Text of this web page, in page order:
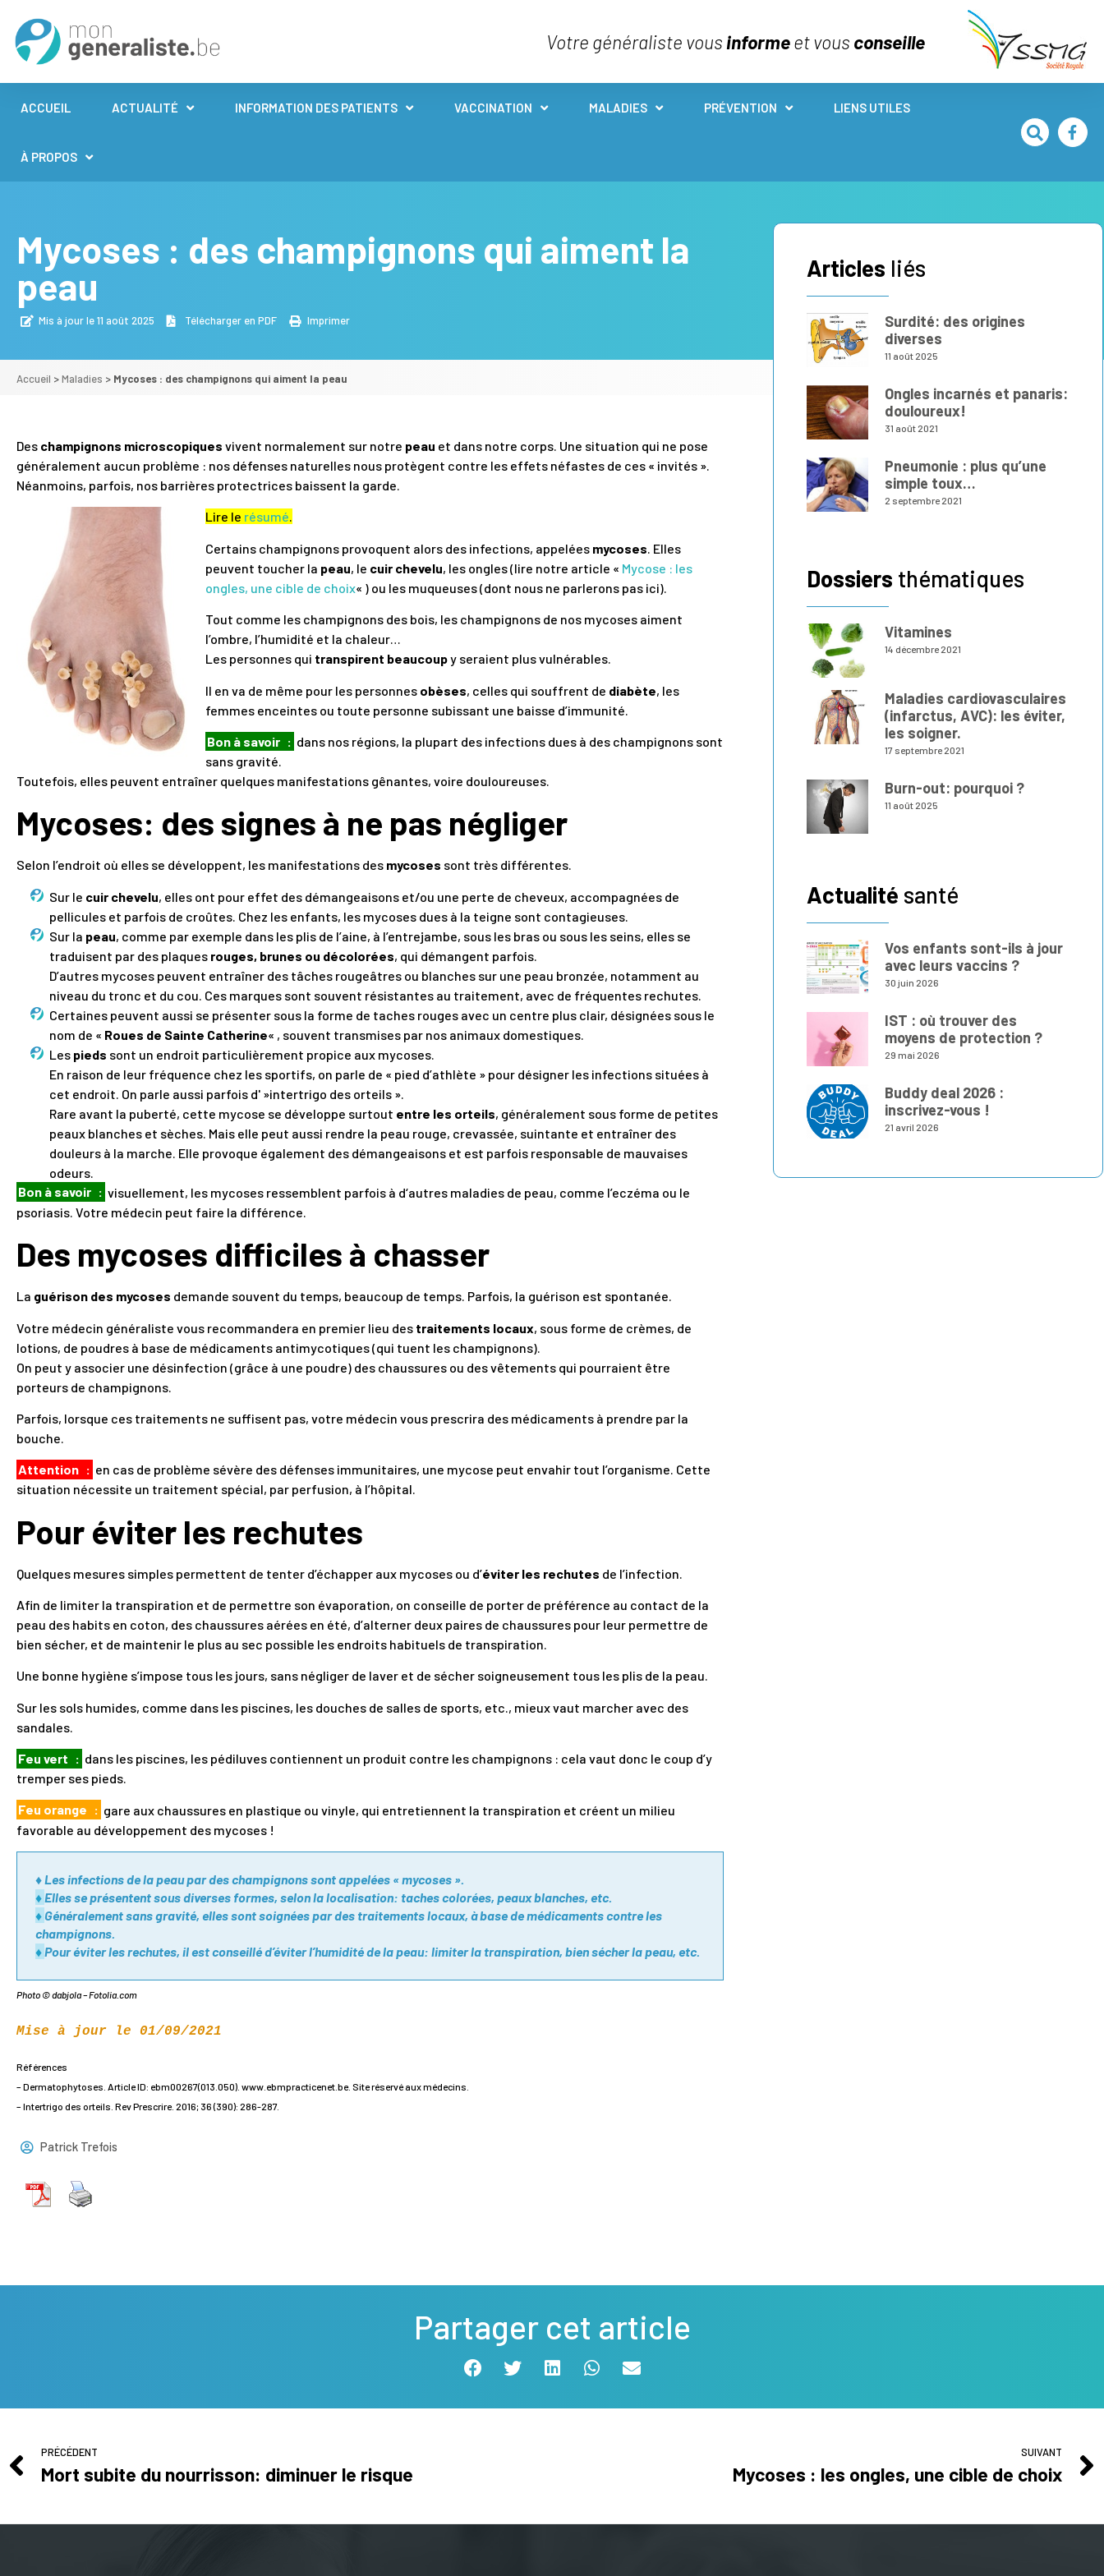
Votre généraliste vous informeet vous conseille
ACCUEIL ACTUALITÉ INFORMATION DES PATIENTS VACCINATION MALADIES PRÉVENTION LIENS UTILES
À PROPOS
Mycoses : des champignons qui aiment la
peau
Mis à jour le 11 août 2025 Télécharger en PDF Imprimer
Articles liés
Surdité: des origines
diverses
11 août 2025
Ongles incarnés et panaris:
douloureux!
31 août 2021
Pneumonie : plus qu’une
simple toux…
2 septembre 2021
Dossiers thématiques
Vitamines
14 décembre 2021
Maladies cardiovasculaires
(infarctus, AVC): les éviter,
les soigner.
17 septembre 2021
Burn-out: pourquoi ?
11 août 2025
Actualité santé
Vos enfants sont-ils à jour
avec leurs vaccins ?
30 juin 2026
IST : où trouver des
moyens de protection ?
29 mai 2026
Buddy deal 2026 :
inscrivez-vous !
21 avril 2026
Accueil >Maladies > Mycoses : des champignons qui aiment la peau
Des champignons microscopiques vivent normalement sur notre peau et dans notre corps. Une situation qui ne pose
généralement aucun problème : nos défenses naturelles nous protègent contre les effets néfastes de ces « invités ».
Néanmoins, parfois, nos barrières protectrices baissent la garde.
Lire le résumé.
Certains champignons provoquent alors des infections, appelées mycoses . Elles
peuvent toucher la peau, le cuir chevelu, les ongles (lire notre article « Mycose : les
ongles, une cible de choix« ) ou les muqueuses (dont nous ne parlerons pas ici).
Tout comme les champignons des bois, les champignons de nos mycoses aiment
l’ombre, l’humidité et la chaleur…
Les personnes qui transpirent beaucoupy seraient plus vulnérables.
Il en va de même pour les personnes obèses, celles qui souffrent de diabète, les
femmes enceintes ou toute personne subissant une baisse d’immunité.
Bon à savoir : dans nos régions, la plupart des infections dues à des champignons sont
sans gravité.
Toutefois, elles peuvent entraîner quelques manifestations gênantes, voire douloureuses.
Mycoses: des signes à ne pas négliger
Selon l’endroit où elles se développent, les manifestations des mycoses sont très différentes.
Sur le cuir chevelu, elles ont pour effet des démangeaisons et/ou une perte de cheveux, accompagnées de
pellicules et parfois de croûtes. Chez les enfants, les mycoses dues à la teigne sont contagieuses.
Sur la peau, comme par exemple dans les plis de l’aine, à l’entrejambe, sous les bras ou sous les seins, elles se
traduisent par des plaques rouges, brunes ou décolorées, qui démangent parfois.
D’autres mycoses peuvent entraîner des tâches rougeâtres ou blanches sur une peau bronzée, notamment au
niveau du tronc et du cou. Ces marques sont souvent résistantes au traitement, avec de fréquentes rechutes.
Certaines peuvent aussi se présenter sous la forme de taches rouges avec un centre plus clair, désignées sous le
nom de « Roues de Sainte Catherine« , souvent transmises par nos animaux domestiques.
Les pieds sont un endroit particulièrement propice aux mycoses.
En raison de leur fréquence chez les sportifs, on parle de « pied d’athlète » pour désigner les infections situées à
cet endroit. On parle aussi parfois d' »intertrigo des orteils ».
Rare avant la puberté, cette mycose se développe surtout entre les orteils, généralement sous forme de petites
peaux blanches et sèches. Mais elle peut aussi rendre la peau rouge, crevassée, suintante et entraîner des
douleurs à la marche. Elle provoque également des démangeaisons et est parfois responsable de mauvaises
odeurs.
Bon à savoir : visuellement, les mycoses ressemblent parfois à d‘autres maladies de peau, comme l’eczéma ou le
psoriasis. Votre médecin peut faire la différence.
Des mycoses difficiles à chasser
La guérison des mycoses demande souvent du temps, beaucoup de temps. Parfois, la guérison est spontanée.
Votre médecin généraliste vous recommandera en premier lieu des traitements locaux, sous forme de crèmes, de
lotions, de poudres à base de médicaments antimycotiques (qui tuent les champignons).
On peut y associer une désinfection (grâce à une poudre) des chaussures ou des vêtements qui pourraient être
porteurs de champignons.
Parfois, lorsque ces traitements ne suffisent pas, votre médecin vous prescrira des médicaments à prendre par la
bouche.
Attention : en cas de problème sévère des défenses immunitaires, une mycose peut envahir tout l’organisme. Cette
situation nécessite un traitement spécial, par perfusion, à l’hôpital.
Pour éviter les rechutes
Quelques mesures simples permettent de tenter d’échapper aux mycoses ou d’éviter les rechutes de l’infection.
Afin de limiter la transpiration et de permettre son évaporation, on conseille de porter de préférence au contact de la
peau des habits en coton, des chaussures aérées en été, d’alterner deux paires de chaussures pour leur permettre de
bien sécher, et de maintenir le plus au sec possible les endroits habituels de transpiration.
Une bonne hygiène s’impose tous les jours, sans négliger de laver et de sécher soigneusement tous les plis de la peau.
Sur les sols humides, comme dans les piscines, les douches de salles de sports, etc., mieux vaut marcher avec des
sandales.
Feu vert : dans les piscines, les pédiluves contiennent un produit contre les champignons : cela vaut donc le coup d’y
tremper ses pieds.
Feu orange : gare aux chaussures en plastique ou vinyle, qui entretiennent la transpiration et créent un milieu
favorable au développement des mycoses !
♦ Les infections de la peau par des champignons sont appelées « mycoses ».
♦Elles se présentent sous diverses formes, selon la localisation: taches colorées, peaux blanches, etc.
♦Généralement sans gravité, elles sont soignées par des traitements locaux, à base de médicaments contre les
champignons.
♦Pour éviter les rechutes, il est conseillé d’éviter l’humidité de la peau: limiter la transpiration, bien sécher la peau, etc.
Photo © dabjola – Fotolia.com
Mise à jour le 01/09/2021
Références
– Dermatophytoses. Article ID: ebm00267(013.050). www.ebmpracticenet.be. Site réservé aux médecins.
– Intertrigo des orteils. Rev Prescrire. 2016; 36 (390): 286-287.
Patrick Trefois
Partager cet article
PRÉCÉDENT
Mort subite du nourrisson: diminuer le risque
SUIVANT
Mycoses : les ongles, une cible de choix